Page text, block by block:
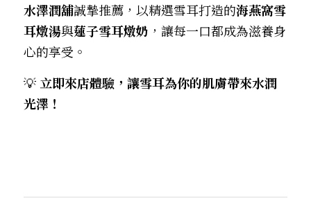
水澤潤舖誠摯推薦，以精選雪耳打造的海燕窩雪
耳燉湯與蓮子雪耳燉奶 ，讓每一口都成為滋養身
心的享受。
💡 立即來店體驗，讓雪耳為你的肌膚帶來水潤
光澤！